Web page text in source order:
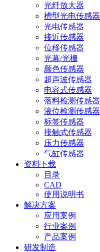
光纤放大器
槽型光电传感器
光电传感器
接近传感器
位移传感器
光幕/光栅
颜色传感器
超声波传感器
电容式传感器
落料检测传感器
液位检测传感器
标签传感器
接触式传感器
压力传感器
气缸传感器
资料下载
目录
CAD
使用说明书
解决方案
应用案例
行业案例
产品案例
研发制造